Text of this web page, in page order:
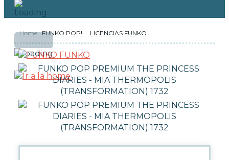
Acceso
OFERTAS
RESERVAS
NOVEDADES
FUNKO POP!
TIPOS DE FUNKO POP!
Home FUNKO POP! LICENCIAS FUNKO
FUNKO